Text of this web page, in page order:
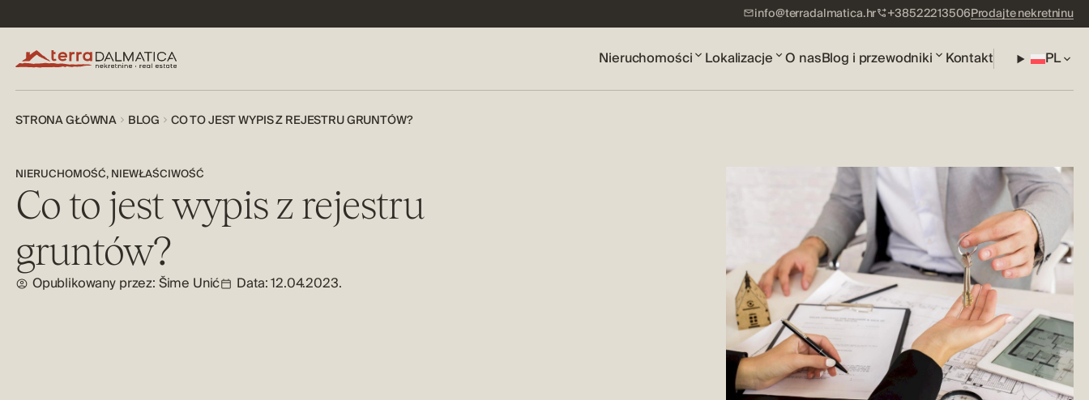
info@terradalmatica.hr +38522213506Prodajte nekretninu
Nieruchomości Lokalizacje O nasBlog i przewodniki Kontakt PL
STRONA GŁÓWNA BLOG CO TO JEST WYPIS Z REJESTRU GRUNTÓW?
NIERUCHOMOŚĆ,NIEWŁAŚCIWOŚĆ
Co to jest wypis z rejestru
gruntów?
Opublikowany przez:Šime Unić Data: 12.04.2023.